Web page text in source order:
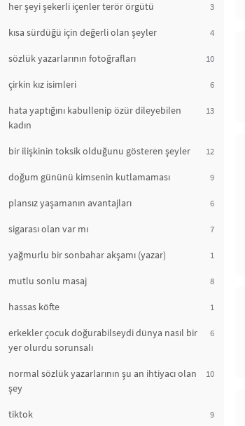
her şeyi şekerli içenler terör örgütü 3
kısa sürdüğü için değerli olan şeyler 4
sözlük yazarlarının fotoğrafları 10
çirkin kız isimleri 6
hata yaptığını kabullenip özür dileyebilen
kadın
13
bir ilişkinin toksik olduğunu gösteren şeyler 12
doğum gününü kimsenin kutlamaması 9
plansız yaşamanın avantajları 6
sigarası olan var mı 7
yağmurlu bir sonbahar akşamı (yazar) 1
mutlu sonlu masaj 8
hassas köfte 1
erkekler çocuk doğurabilseydi dünya nasıl bir
yer olurdu sorunsalı
6
normal sözlük yazarlarının şu an ihtiyacı olan
şey
10
tiktok 9